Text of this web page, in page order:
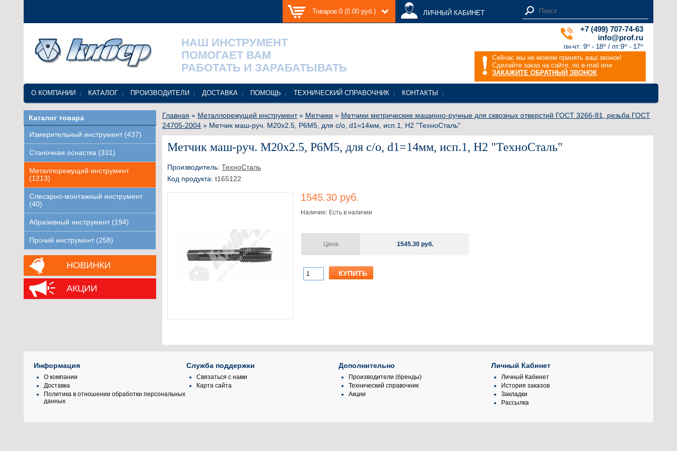
Товаров:0 (0.00 руб.) ЛИЧНЫЙ КАБИНЕТ
НАШ ИНСТРУМЕНТ
ПОМОГАЕТ ВАМ
РАБОТАТЬ И ЗАРАБАТЫВАТЬ
+7 (499) 707-74-63
info@prof.ru
пн-чт: 900 - 1800 / пт:900 - 1700
Сейчас мы не можем принять ваш звонок!
Сделайте заказ на сайте, по e-mail или
ЗАКАЖИТЕ ОБРАТНЫЙ ЗВОНОК
О КОМПАНИИ КАТАЛОГ ПРОИЗВОДИТЕЛИ ДОСТАВКА ПОМОЩЬ ТЕХНИЧЕСКИЙ СПРАВОЧНИК КОНТАКТЫ
Каталог товара
Измерительный инструмент (437)
Станочная оснастка (331)
Металлорежущий инструмент
(1213)
Слесарно-монтажный инструмент
(40)
Абразивный инструмент (194)
Прочий инструмент (258)
НОВИНКИ
АКЦИИ
Главная » Металлорежущий инструмент» Метчики » Метчики метрические машинно-ручные для сквозных отверстий ГОСТ 3266-81, резьба ГОСТ
24705-2004 » Метчик маш-руч. М20х2.5, Р6М5, для с/о, d1=14мм, исп.1, H2 "ТехноСталь"
Метчик маш-руч. М20х2.5, Р6М5, для с/о, d1=14мм, исп.1, H2 "ТехноСталь"
Производитель: ТехноСталь
Код продукта: t165122
1545.30 руб.
Наличие: Есть в наличии
Цена 1545.30 руб.
Информация
О компании
Доставка
Политика в отношении обработки персональных
данных
Служба поддержки
Связаться с нами
Карта сайта
Дополнительно
Производители (бренды)
Технический справочник
Акции
Личный Кабинет
Личный Кабинет
История заказов
Закладки
Рассылка